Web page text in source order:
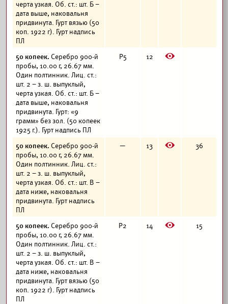
черта узкая. Об. ст.: шт. Б –
дата выше, наковальня
придвинута. Гурт вязью (50
коп. 1922 г). Гурт надпись
ПЛ
50 копеек. Серебро 900-й
пробы, 10.00 г, 26.67 мм.
Один полтинник. Лиц. ст.:
шт. 2 – з. ш. выпуклый,
черта узкая. Об. ст.: шт. Б –
дата выше, наковальня
придвинута. Гурт: «9
грамм» без зол. (50 копеек
1925 г.). Гурт надпись ПЛ
Р5 12 E
50 копеек. Серебро 900-й
пробы, 10.00 г, 26.67 мм.
Один полтинник. Лиц. ст.:
шт. 2 – з. ш. выпуклый,
черта узкая. Об. ст.: шт. В –
дата ниже, наковальня
придвинута. Гурт надпись
ПЛ
— 13 E 36
50 копеек. Серебро 900-й
пробы, 10.00 г, 26.67 мм.
Один полтинник. Лиц. ст.:
шт. 2 – з. ш. выпуклый,
черта узкая. Об. ст.: шт. В –
дата ниже, наковальня
придвинута. Гурт вязью (50
коп. 1922 г). Гурт надпись
ПЛ
Р2 14 E 15